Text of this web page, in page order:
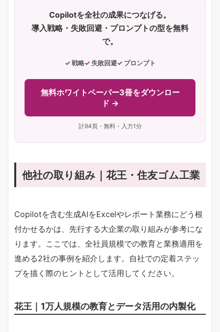
Copilotを全社の成果につなげる。
導入戦略・失敗回避・プロンプトの型を無料
で。
戦略 失敗回避 プロンプト
無料ホワイトペーパー3冊をダウンロー
ド →
計94頁・無料・入力1分
他社の取り組み｜花王・住友ゴム工業
Copilotを含む生成AIをExcelやレポート業務にどう根
付かせるかは、先行する大企業の取り組みが参考にな
ります。ここでは、全社員規模での教育と業務適用を
進める2社の事例を紹介します。自社での定着ステッ
プを描く際のヒントとして活用してください。
花王｜1万人規模の教育とデータ活用の内製化